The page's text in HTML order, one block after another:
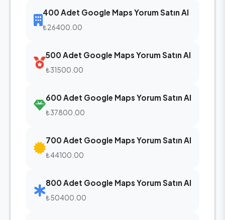
400 Adet Google Maps Yorum Satın Al
₺26400.00
500 Adet Google Maps Yorum Satın Al
₺31500.00
600 Adet Google Maps Yorum Satın Al
₺37800.00
700 Adet Google Maps Yorum Satın Al
₺44100.00
800 Adet Google Maps Yorum Satın Al
₺50400.00